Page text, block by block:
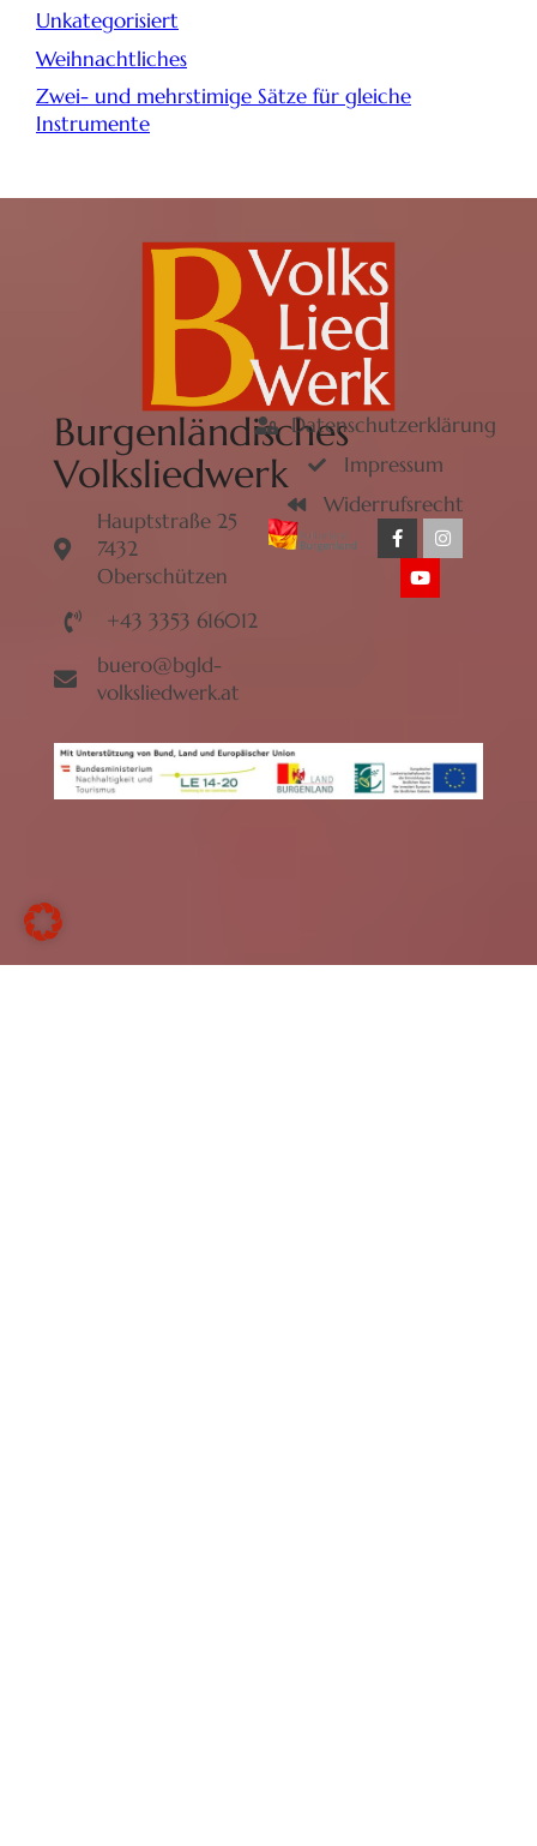
Unkategorisiert
Weihnachtliches
Zwei- und mehrstimige Sätze für gleiche
Instrumente
Burgenländisches
Volksliedwerk
Hauptstraße 25
7432
Oberschützen
+43 3353 616012
buero@bgld-
volksliedwerk.at
Datenschutzerklärung
Impressum
Widerrufsrecht